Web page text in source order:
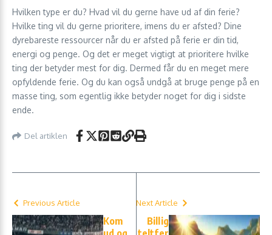
Hvilken type er du? Hvad vil du gerne have ud af din ferie?
Hvilke ting vil du gerne prioritere, imens du er afsted? Dine
dyrebareste ressourcer når du er afsted på ferie er din tid,
energi og penge. Og det er meget vigtigt at prioritere hvilke
ting der betyder mest for dig. Dermed får du en meget mere
opfyldende ferie. Og du kan også undgå at bruge penge på en
masse ting, som egentlig ikke betyder noget for dig i sidste
ende.
Del artiklen
Previous Article
Kom
Next Article
Billig